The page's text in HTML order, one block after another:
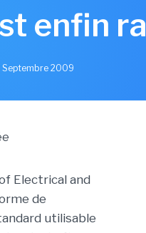
enfin
Septembre 2009
Electrical and
de
utilisable